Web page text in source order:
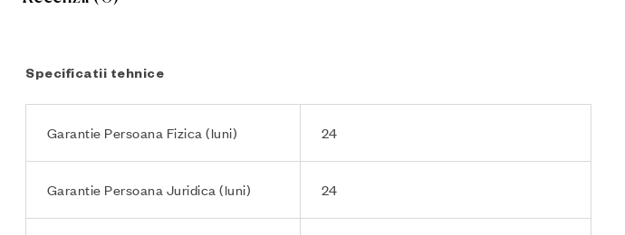
Specificatii tehnice
Garantie Persoana Fizica (luni) 24
Garantie Persoana Juridica (luni) 24